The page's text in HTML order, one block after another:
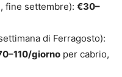
fine settembre): €30–
di Ferragosto):
giorno per cabrio,